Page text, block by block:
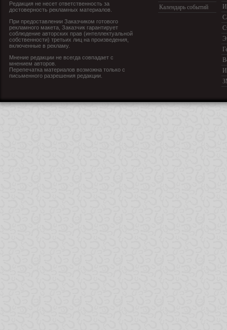
Редакция не несет ответственность за
достоверность рекламных материалов.
При предоставлении Заказчиком готового
рекламного макета, Заказчик гарантирует
соблюдение авторских прав (интеллектуальной
собственности) третьих лиц на произведения,
включенные в рекламу.
Мнение редакции не всегда совпадает с
мнением авторов.
Перепечатка материалов возможна только с
письменного разрешения редакции.
Календарь событий